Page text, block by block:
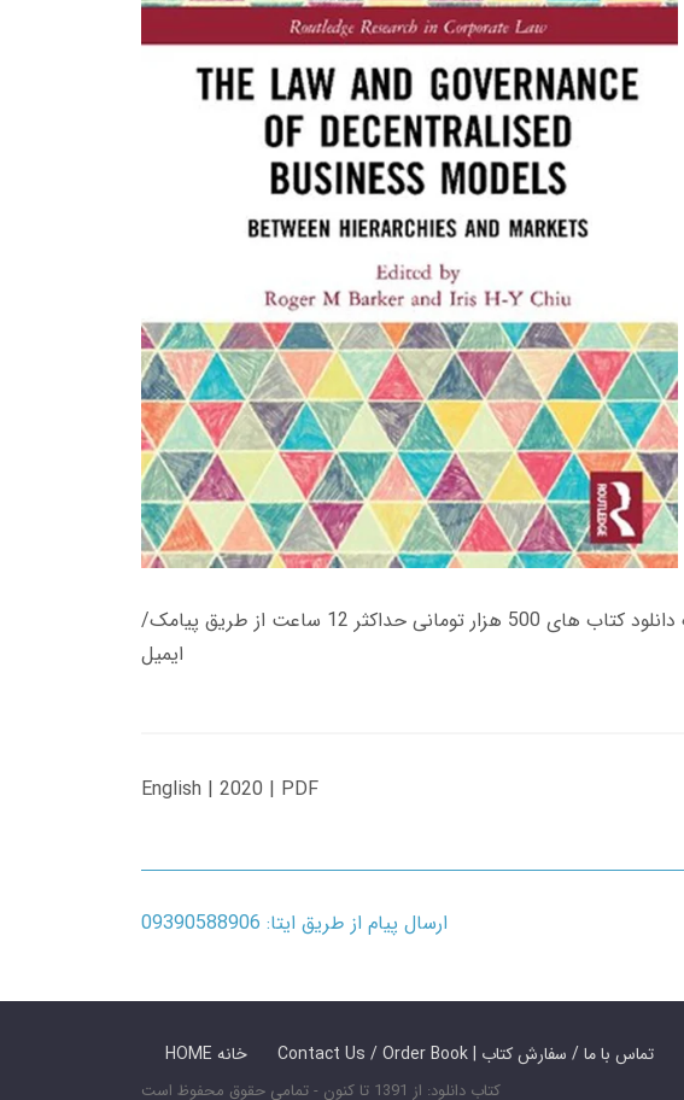
زمان تحویل کتاب های 600 هزار تومانی دانلود فوری از حساب کاربری می باشد، و زمان تحویل لینک دانلود کتاب های 500 هزار تومانی حداکثر 12 ساعت از طریق پیامک/
ایمیل
English | 2020 | PDF
ارسال پیام از طریق ایتا: 09390588906
HOME خانه Contact Us / Order Book | تماس با ما / سفارش کتاب
کتاب دانلود: از 1391 تا کنون - تمامی حقوق محفوظ است